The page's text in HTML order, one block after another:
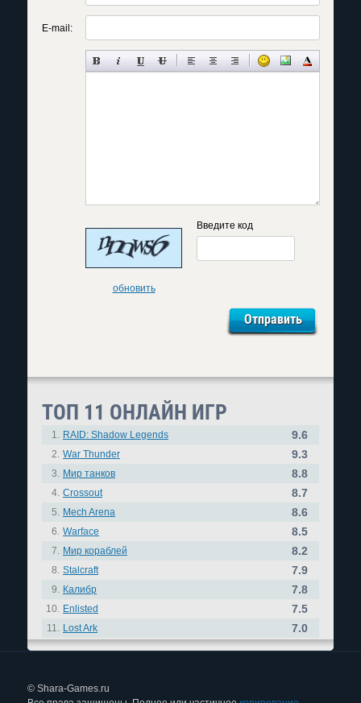
E-mail:
обновить
Введите код
ТОП 11 ОНЛАЙН ИГР
1. RAID: Shadow Legends 9.6
2. War Thunder 9.3
3. Мир танков 8.8
4. Crossout 8.7
5. Mech Arena 8.6
6. Warface 8.5
7. Мир кораблей 8.2
8. Stalcraft 7.9
9. Калибр 7.8
10. Enlisted 7.5
11. Lost Ark 7.0
© Shara-Games.ru